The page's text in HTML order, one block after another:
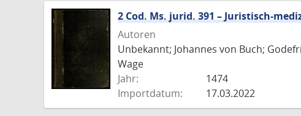
2 Cod. Ms. jurid. 391 – Juristisch-
Autoren
Unbekannt; Johannes von Buch;
Wage
Jahr:
1474
Importdatum:
17.03.2022